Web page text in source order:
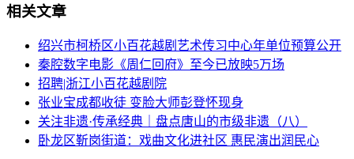
相关文章
绍兴市柯桥区小百花越剧艺术传习中心年单位预算公开
秦腔数字电影《周仁回府》至今已放映5万场
招聘|浙江小百花越剧院
张业宝成都收徒 变脸大师彭登怀现身
关注非遗·传承经典｜盘点唐山的市级非遗（八）
卧龙区靳岗街道：戏曲文化进社区 惠民演出润民心